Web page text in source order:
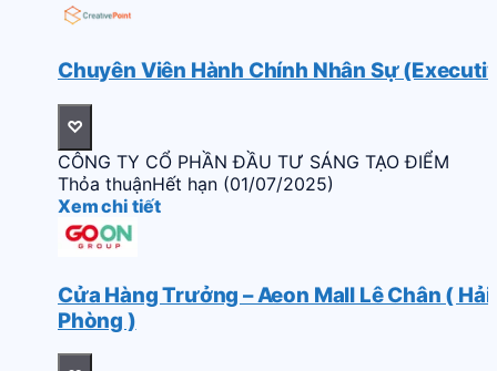
Chuyên Viên Hành Chính Nhân Sự
♡
CÔNG TY CỔ PHẦN ĐẦU TƯ SÁNG TẠO ĐIỂM
Thỏa thuậnHết hạn (01/07/2025)
Xem chi tiết
Cửa Hàng Trưởng – Aeon Mall Lê Chân ( Hải
Phòng )